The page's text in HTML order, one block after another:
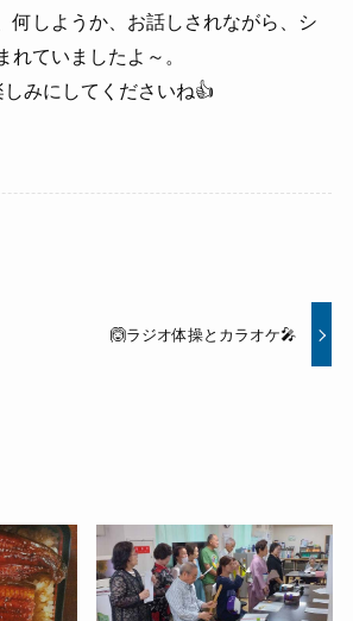
何しようか、お話しされながら、シ
れていましたよ～。
みにしてくださいね👍
🙆ラジオ体操とカラオケ🎤